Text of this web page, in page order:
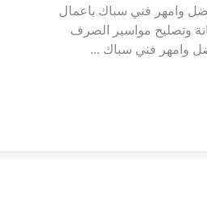
الذهبي افضل وامهر فني سباك باعمال
وتصليح مواسير الصرف
وامهر فني سباك ...